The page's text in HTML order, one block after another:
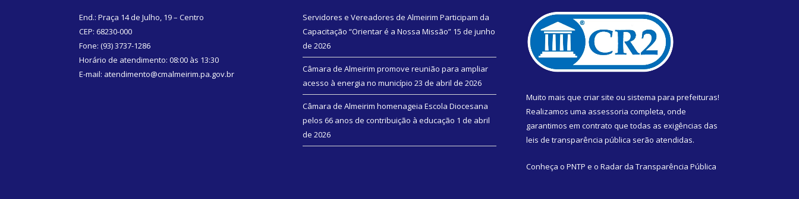
End.: Praça 14 de Julho, 19 – Centro
CEP: 68230-000
Fone: (93) 3737-1286
Horário de atendimento: 08:00 às 13:30
E-mail: atendimento@cmalmeirim.pa.gov.br
Servidores e Vereadores de Almeirim Participam da
Capacitação “Orientar é a Nossa Missão” 15 de junho
de 2026
Câmara de Almeirim promove reunião para ampliar
acesso à energia no município 23 de abril de 2026
Câmara de Almeirim homenageia Escola Diocesana
pelos 66 anos de contribuição à educação 1 de abril
de 2026
Muito mais que criar site ou sistema para prefeituras!
Realizamos uma assessoria completa, onde
garantimos em contrato que todas as exigências das
leis de transparência pública serão atendidas.
Conheça o PNTP e o Radar da Transparência Pública